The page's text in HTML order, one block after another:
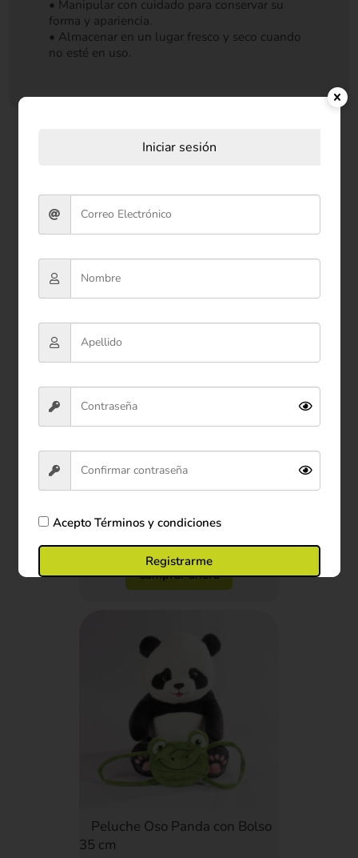
• Manipular con cuidado para conservar su
forma y apariencia.
• Almacenar en un lugar fresco y seco cuando
no esté en uso.
Productos relacionados
Peluche Perros de Colección
15*12*6 cm
$35.900
Ver producto
Comprar ahora
Peluche Oso Panda con Bolso
35 cm
Iniciar sesión
AceptoTérminos y condiciones
Registrarme